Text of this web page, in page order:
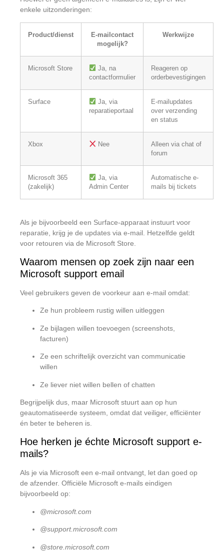
enkele uitzonderingen:
Product/dienst
E-mailcontact
mogelijk?
Werkwijze
Microsoft Store
Ja, na
contactformulier
Reageren op
orderbevestigingen
Surface
Ja, via
reparatieportaal
E-mailupdates
over verzending
en status
Xbox Nee
Alleen via chat of
forum
Microsoft 365
(zakelijk)
Ja, via
Admin Center
Automatische e-
mails bij tickets
Als je bijvoorbeeld een Surface-apparaat instuurt voor
reparatie, krijg je de updates via e-mail. Hetzelfde geldt
voor retouren via de Microsoft Store.
Waarom mensen op zoek zijn naar een
Microsoft support email
Veel gebruikers geven de voorkeur aan e-mail omdat:
Ze hun probleem rustig willen uitleggen
Ze bijlagen willen toevoegen (screenshots,
facturen)
Ze een schriftelijk overzicht van communicatie
willen
Ze liever niet willen bellen of chatten
Begrijpelijk dus, maar Microsoft stuurt aan op hun
geautomatiseerde systeem, omdat dat veiliger, efficiënter
én beter te beheren is.
Hoe herken je échte Microsoft support e-
mails?
Als je via Microsoft een e-mail ontvangt, let dan goed op
de afzender. Officiële Microsoft e-mails eindigen
bijvoorbeeld op:
@microsoft.com
@support.microsoft.com
@store.microsoft.com